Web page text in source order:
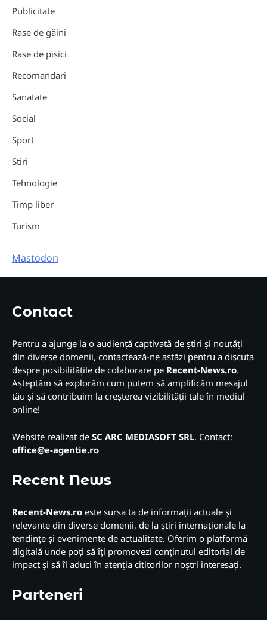
Publicitate
Rase de găini
Rase de pisici
Recomandari
Sanatate
Social
Sport
Stiri
Tehnologie
Timp liber
Turism
Mastodon
Contact
Pentru a ajunge la o audiență captivată de știri și noutăți
din diverse domenii, contactează-ne astăzi pentru a discuta
despre posibilitățile de colaborare pe Recent-News.ro.
Așteptăm să explorăm cum putem să amplificăm mesajul
tău și să contribuim la creșterea vizibilității tale în mediul
online!
Website realizat de SC ARC MEDIASOFT SRL. Contact:
office@e-agentie.ro
Recent News
Recent-News.ro este sursa ta de informații actuale și
relevante din diverse domenii, de la știri internaționale la
tendințe și evenimente de actualitate. Oferim o platformă
digitală unde poți să îți promovezi conținutul editorial de
impact și să îl aduci în atenția cititorilor noștri interesați.
Parteneri